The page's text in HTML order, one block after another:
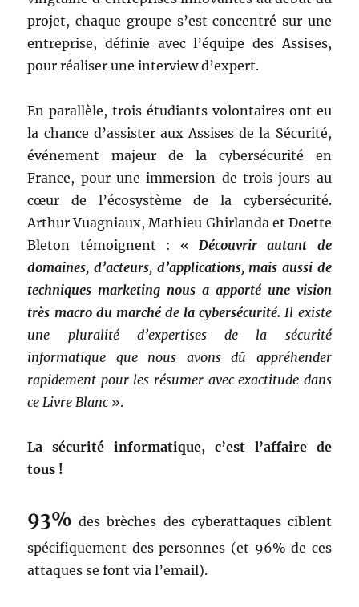
projet, chaque groupe s’est concentré sur une
entreprise, définie avec l’équipe des Assises,
pour réaliser une interview d’expert.
En parallèle, trois étudiants volontaires ont eu
la chance d’assister aux Assises de la Sécurité,
événement majeur de la cybersécurité en
France, pour une immersion de trois jours au
cœur de l’écosystème de la cybersécurité.
Arthur Vuagniaux, Mathieu Ghirlanda et Doette
Bleton témoignent : « Découvrir autant de
domaines, d’acteurs, d’applications, mais aussi de
techniques marketing nous a apporté une vision
très macro du marché de la cybersécurité. Il existe
une pluralité d’expertises de la sécurité
informatique que nous avons dû appréhender
rapidement pour les résumer avec exactitude dans
ce Livre Blanc ».
La sécurité informatique, c’est l’affaire de
tous !
93% des brèches des cyberattaques ciblent
spécifiquement des personnes (et 96% de ces
attaques se font via l’email).